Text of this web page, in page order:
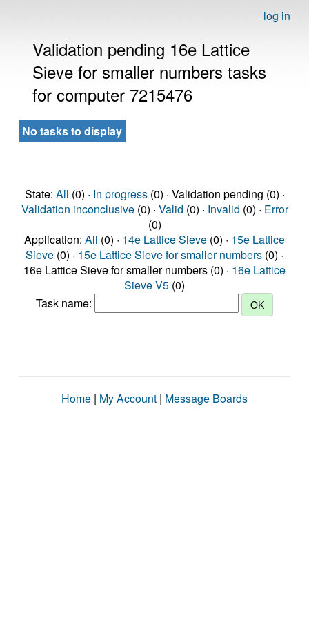
log in
Validation pending 16e Lattice
Sieve for smaller numbers tasks
for computer 7215476
No tasks to display
State: All (0) · In progress(0) · Validation pending (0) ·
Validation inconclusive(0) · Valid (0) · Invalid (0) · Error
(0)
Application: All (0) · 14e Lattice Sieve (0) · 15e Lattice
Sieve (0) · 15e Lattice Sieve for smaller numbers (0) ·
16e Lattice Sieve for smaller numbers (0) · 16e Lattice
Sieve V5 (0)
Task name:
Home | My Account | Message Boards